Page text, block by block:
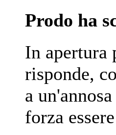
Prodo ha
In apertura
risponde,
a
forza